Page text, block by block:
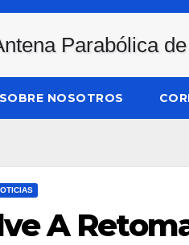
SOBRE NOSOTROS
A